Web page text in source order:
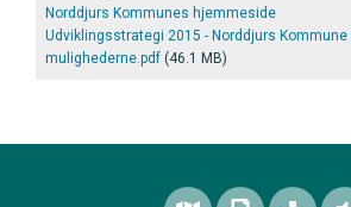
Norddjurs Kommunes hjemmeside
Udviklingsstrategi 2015 - Norddjurs Kommune
mulighederne.pdf (46.1 MB)